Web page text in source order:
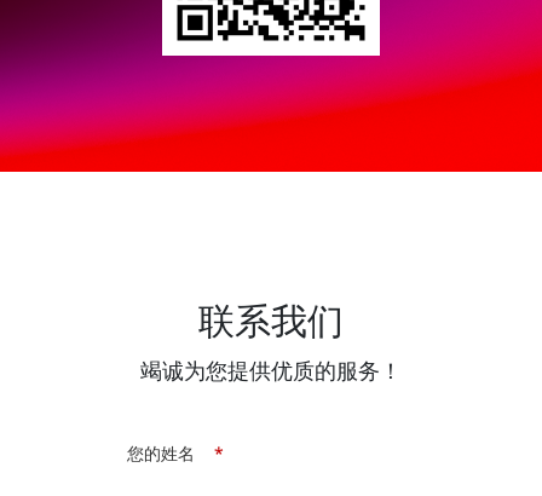
联系我们
竭诚为您提供优质的服务！
*
您的姓名